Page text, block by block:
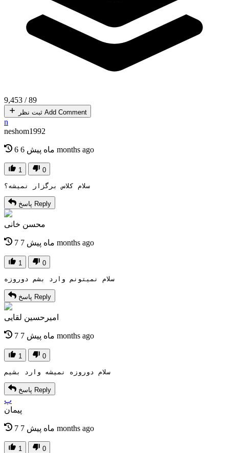
9,453 / 89
ثبت نظر Add Comment
n
neshom1992
6 ماه پیش 6 months ago
1 0
سلام کلاس برگزار نمیشه؟
پاسخ Reply
محسن خانی
7 ماه پیش 7 months ago
1 0
سلام نمیتونم وارد بشم دوروزه
پاسخ Reply
امیرحسین لقایی
7 ماه پیش 7 months ago
1 0
سلام دوروزه نمیشه وارد بشیم
پاسخ Reply
پ
پیمان
7 ماه پیش 7 months ago
1 0